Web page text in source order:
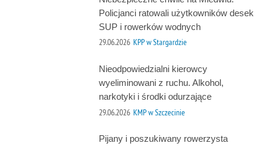
Policjanci ratowali użytkowników desek
SUP i rowerków wodnych
29.06.2026 KPP w Stargardzie
Nieodpowiedzialni kierowcy
wyeliminowani z ruchu. Alkohol,
narkotyki i środki odurzające
29.06.2026 KMP w Szczecinie
Pijany i poszukiwany rowerzysta